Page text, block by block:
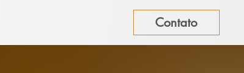
Contato